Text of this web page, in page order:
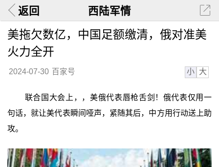
返回 西陆军情
美拖欠数亿，中国足额缴清，俄对准美
火力全开
2024-07-30 百家号 小 大
联合国大会上，，美俄代表唇枪舌剑！俄代表仅用一
句话，就让美代表瞬间哑声，紧随其后，中方用行动送上助
攻。